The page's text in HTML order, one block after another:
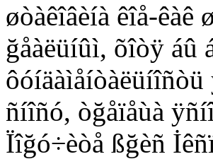
øòàêîâèíà êîå-êàê
ğåàëüíûì, õîòÿ áû
ñíîñó, òğåïåùà
Ïîğó÷èòå ßğèñ